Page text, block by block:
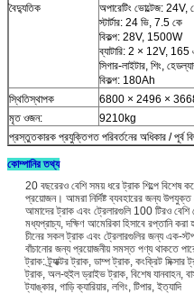
বৈদ্যুতিক
অপারেটিং ভোল্টেজ: 24V,
স্টার্টার: 24 ভি, 7.5 কে
বিকল্প: 28V, 1500W
ব্যাটারি: 2 × 12V,
সিগার-লাইটার, শিং,
বিকল্প: 180Ah
স্থিতিস্থাপক
6800 × 2496 × 3668
মৃত ওজন:
9210kg
প্রস্তুতকারক প্রযুক্তিগত পরিবর্তনের অধিকার / পূর্ব
কোম্পানির তথ্য
20 বছরেরও বেশি সময় ধরে ট্রাক শিল্পে বিশেষ
প্রয়োজন। আমরা নির্দিষ্ট ব্যবহারের জন্য উপযুক্ত
আমাদের ট্রাক এবং ট্রেলারগুলি 100 টিরও
মধ্যপ্রাচ্য, দক্ষিণ আমেরিকা হিসাবে রপ্তানি করা
চীনের সকল ট্রাক এবং ট্রেলারগুলির জন্য এক-
বাঁচানোর জন্য প্রয়োজনীয় সমস্ত পণ্য থাকতে
ট্রাক: ট্র্যাক্টর ট্রাক, ডাম্প ট্রাক, কংক্রিট
ট্রাক, অল-হুইল ড্রাইভ ট্রাক, বিশেষ যানবাহন,
ট্যাঙ্কার, গাড়ি ক্যারিয়ার, লগিং, টিপার, ইত্যাদি